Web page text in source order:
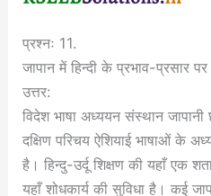
प्रश्नः 11.
जापान में हिन्दी के प्रभाव-प्रसार पर
उत्तर:
विदेश भाषा अध्ययन संस्थान जापानी
दक्षिण परिचय ऐशियाई भाषाओं के
है। हिन्दु-उर्दू शिक्षण की यहाँ एक
यहाँ शोधकार्य की सुविधा है। कई